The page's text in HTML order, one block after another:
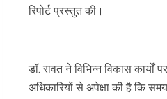
रिपोर्ट प्रस्तुत की।
डॉ. रावत ने विभिन्न विकास कार्यों
अधिकारियों से अपेक्षा की है कि